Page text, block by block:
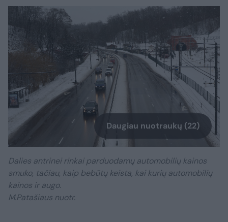
Daugiau nuotraukų (22)
Dalies antrinei rinkai parduodamų automobilių kainos
smuko, tačiau, kaip bebūtų keista, kai kurių automobilių
kainos ir augo.
M.Patašiaus nuotr.